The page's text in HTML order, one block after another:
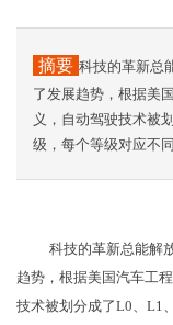
摘要 科技的革新总
了发展趋势，根据美
义，自动驾驶技术被
级，每个等级对应不
科技的革新总能解
趋势，根据美国汽车工
技术被划分成了L0、L1